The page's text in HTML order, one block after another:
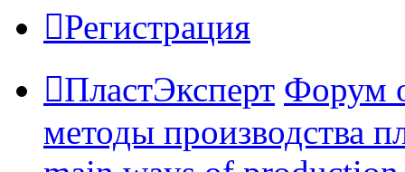
Регистрация
ПластЭксперт Форум
методы производства